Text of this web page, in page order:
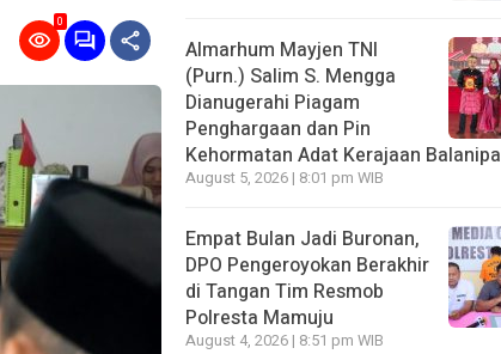
0
Almarhum Mayjen TNI
(Purn.) Salim S. Mengga
Dianugerahi Piagam
Penghargaan dan Pin
Kehormatan Adat Kerajaan Balanipa
August 5, 2026 | 8:01 pm WIB
Empat Bulan Jadi Buronan,
DPO Pengeroyokan Berakhir
di Tangan Tim Resmob
Polresta Mamuju
August 4, 2026 | 8:51 pm WIB